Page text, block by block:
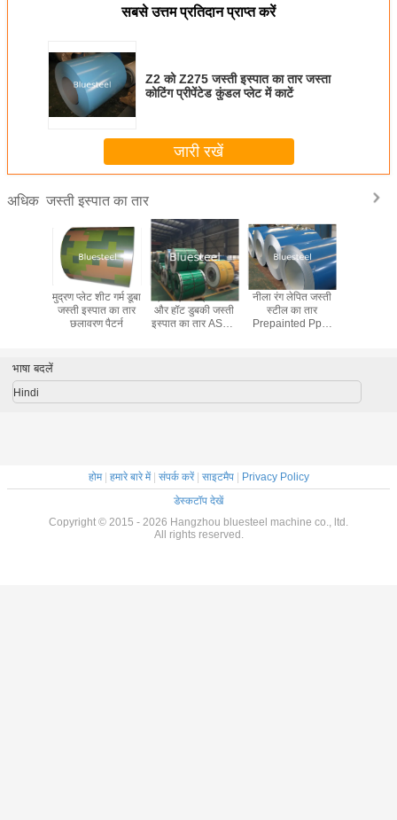
सबसे उत्तम प्रतिदान प्राप्त करें
Z2 को Z275 जस्ती इस्पात का तार जस्ता
कोटिंग प्रीपेंटेड कुंडल प्लेट में काटें
जारी रखें
अधिक जस्ती इस्पात का तार
लकड़ी का पट्टा मुद्रित
स्टील सैन्य
Prepainted जस्ती
SPCC संगमरमर पैटर्न
मुद्रण Prepainted
स्टील का तार Ppgi
कॉयल लॉन्ग लाइफ में
SPCC ब्रिक और
मार्बल PPG हॉट डूबा
भाषा बदलें
Hindi
होम| हमारे बारे में| संपर्क करें| साइटमैप|
Privacy Policy
डेस्कटॉप देखें
Copyright © 2015 - 2026 Hangzhou bluesteel machine co., ltd.
All rights reserved.